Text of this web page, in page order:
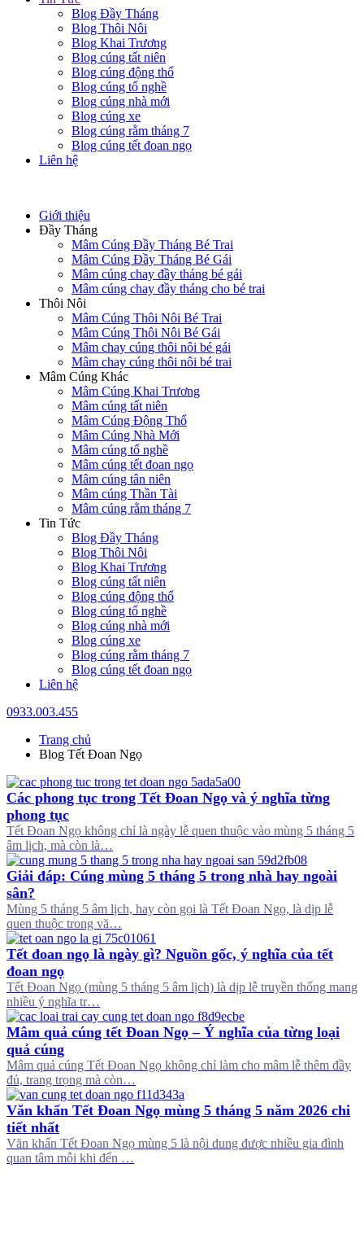
Blog Đầy Tháng
Blog Thôi Nôi
Blog Khai Trương
Blog cúng tất niên
Blog cúng động thổ
Blog cúng tổ nghề
Blog cúng nhà mới
Blog cúng xe
Blog cúng rằm tháng 7
Blog cúng tết đoan ngọ
Liên hệ
Giới thiệu
Đầy Tháng
Mâm Cúng Đầy Tháng Bé Trai
Mâm Cúng Đầy Tháng Bé Gái
Mâm cúng chay đầy tháng bé gái
Mâm cúng chay đầy tháng cho bé trai
Thôi Nôi
Mâm Cúng Thôi Nôi Bé Trai
Mâm Cúng Thôi Nôi Bé Gái
Mâm chay cúng thôi nôi bé gái
Mâm chay cúng thôi nôi bé trai
Mâm Cúng Khác
Mâm Cúng Khai Trương
Mâm cúng tất niên
Mâm Cúng Động Thổ
Mâm Cúng Nhà Mới
Mâm cúng tổ nghề
Mâm cúng tết đoan ngọ
Mâm cúng tân niên
Mâm cúng Thần Tài
Mâm cúng rằm tháng 7
Tin Tức
Blog Đầy Tháng
Blog Thôi Nôi
Blog Khai Trương
Blog cúng tất niên
Blog cúng động thổ
Blog cúng tổ nghề
Blog cúng nhà mới
Blog cúng xe
Blog cúng rằm tháng 7
Blog cúng tết đoan ngọ
Liên hệ
0933.003.455
Trang chủ
Blog Tết Đoan Ngọ
Các phong tục trong Tết Đoan Ngọ và ý nghĩa từng
phong tục
Tết Đoan Ngọ không chỉ là ngày lễ quen thuộc vào mùng 5 tháng 5
âm lịch, mà còn là…
Giải đáp: Cúng mùng 5 tháng 5 trong nhà hay ngoài
sân?
Mùng 5 tháng 5 âm lịch, hay còn gọi là Tết Đoan Ngọ, là dịp lễ
quen thuộc trong vă…
Tết đoan ngọ là ngày gì? Nguồn gốc, ý nghĩa của tết
đoan ngọ
Tết Đoan Ngọ (mùng 5 tháng 5 âm lịch) là dịp lễ truyền thống mang
nhiều ý nghĩa tr…
Mâm quả cúng tết Đoan Ngọ – Ý nghĩa của từng loại
quả cúng
Mâm quả cúng Tết Đoan Ngọ không chỉ làm cho mâm lễ thêm đầy
đủ, trang trọng mà còn…
Văn khấn Tết Đoan Ngọ mùng 5 tháng 5 năm 2026 chi
tiết nhất
Văn khấn Tết Đoan Ngọ mùng 5 là nội dung được nhiều gia đình
quan tâm mỗi khi đến …